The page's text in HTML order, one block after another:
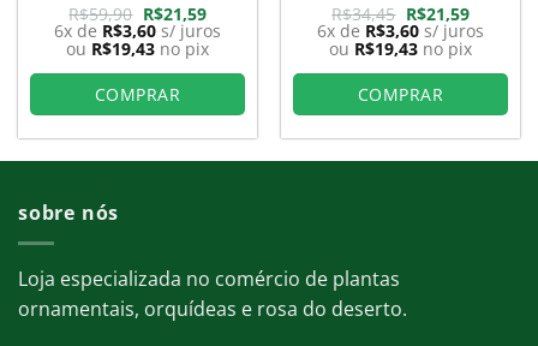
R$59,90 O
preço
original
era:
R$59,90.
R$21,59O
preço
atual
é:
R$21,59.
6x de R$3,60 s/ juros
ou R$19,43 no pix
COMPRAR
R$34,45 O
preço
original
era:
R$34,45.
R$21,59O
preço
atual
é:
R$21,59.
6x de R$3,60 s/ juros
ou R$19,43 no pix
COMPRAR
sobre nós
Loja especializada no comércio de plantas
ornamentais, orquídeas e rosa do deserto.